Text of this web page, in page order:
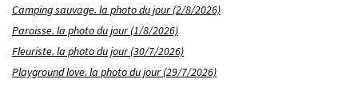
Camping sauvage. la photo du jour (2/8/2026)
Paroisse. la photo du jour (1/8/2026)
Fleuriste. la photo du jour (30/7/2026)
Playground love. la photo du jour (29/7/2026)